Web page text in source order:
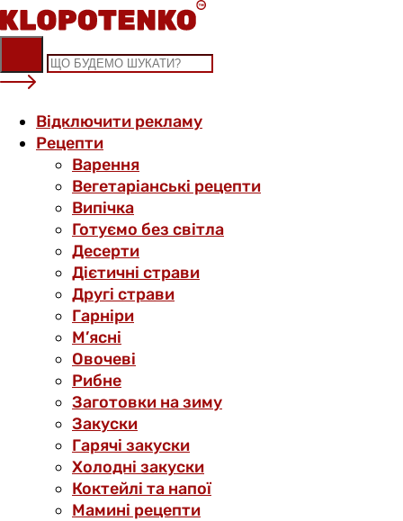
Skip
to
content
Відключити рекламу
Рецепти
Варення
Вегетаріанські рецепти
Випічка
Готуємо без світла
Десерти
Дієтичні страви
Другі страви
Гарніри
М’ясні
Овочеві
Рибне
Заготовки на зиму
Закуски
Гарячі закуски
Холодні закуски
Коктейлі та напої
Мамині рецепти